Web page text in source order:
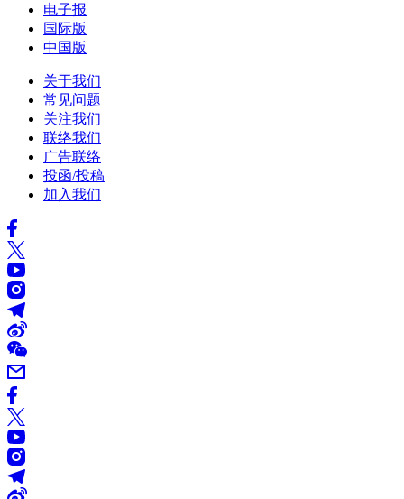
电子报
国际版
中国版
关于我们
常见问题
关注我们
联络我们
广告联络
投函/投稿
加入我们